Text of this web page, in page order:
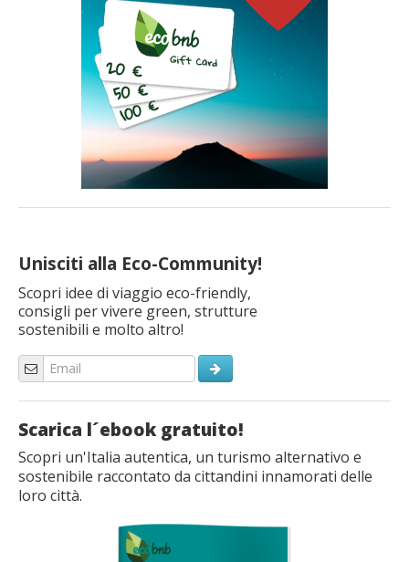
Unisciti alla Eco-Community!
Scopri idee di viaggio eco-friendly,
consigli per vivere green, strutture
sostenibili e molto altro!
Scarica l´ebook gratuito!
Scopri un'Italia autentica, un turismo alternativo e
sostenibile raccontato da cittandini innamorati delle
loro città.